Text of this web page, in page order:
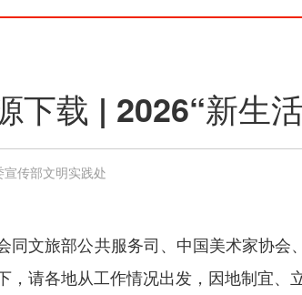
下载 | 2026“新生
传部文明实践处
同文旅部公共服务司、中国美术家协
，请各地从工作情况出发，因地制宜、